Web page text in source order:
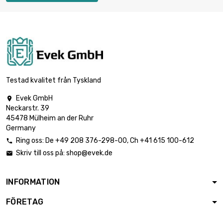
Größe)
šířka : 300mm
Mesh : 80 Mesh
(0.12mm Draht
délka : 5 Meter
Mesh : 100 Mesh
(0.1mm Draht
3 068,44 € 
Testad kvalitet från Tyskland

Evek GmbH
Neckarstr. 39
45478 Mülheim an der Ruhr
Germany
 Ring oss: De +49 208 376-298-00, Ch +41 615 100-612
 Skriv till oss på: shop@evek.de
INFORMATION
FÖRETAG